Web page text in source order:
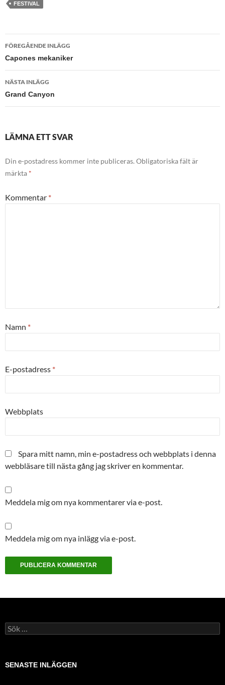
FESTIVAL
Inläggsnavigering
FÖREGÅENDE INLÄGG
Capones mekaniker
NÄSTA INLÄGG
Grand Canyon
LÄMNA ETT SVAR
Din e-postadress kommer inte publiceras. Obligatoriska fält är
märkta *
Kommentar *
Namn *
E-postadress *
Webbplats
Spara mitt namn, min e-postadress och webbplats i denna
webbläsare till nästa gång jag skriver en kommentar.
Meddela mig om nya kommentarer via e-post.
Meddela mig om nya inlägg via e-post.
S
ö
f
SENASTE INLÄGGEN